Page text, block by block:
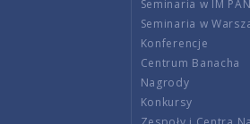
Seminaria w IM PAN
Seminaria w
Konferencje
Centrum Banacha
Nagrody
Konkursy